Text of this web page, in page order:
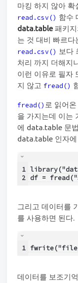
마킹 하지 않아 확
read.csv() 함수
data.table 패키지
는 것 대비 빠르다
read.csv() 보다
처리 까지 더해지
이런 이유로 필자
지 않고 fread()
fread() 로 읽어
을 가지는데 이는
에 data.table 문
data.table 인자에
1
2 df =
그리고 데이터를
를 사용하면 된다.
1
데이터를 보조기